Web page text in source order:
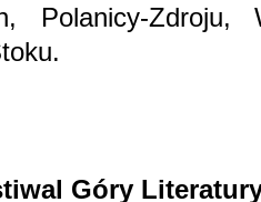
Polanicy-Zdroju,
Góry